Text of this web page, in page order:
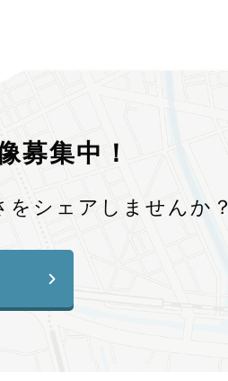
募集中！
をシェアしませんか？